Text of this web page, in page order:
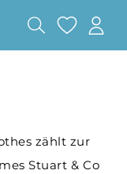
zählt zur
Stuart & Co